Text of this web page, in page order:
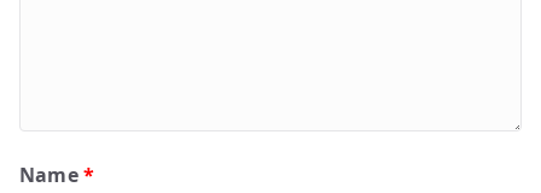
Name*